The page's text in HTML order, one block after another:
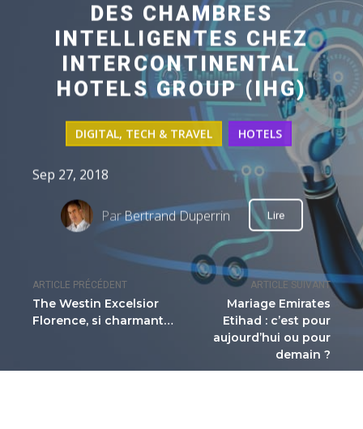
ARTICLE PRÉCÉDENT
The Westin Excelsior
Florence, si charmant…
ARTICLE SUIVANT
Mariage Emirates
Etihad : c’est pour
aujourd’hui ou pour
demain ?
DES CHAMBRES
INTELLIGENTES CHEZ
INTERCONTINENTAL
HOTELS GROUP (IHG)
DIGITAL, TECH & TRAVEL HOTELS
Sep 27, 2018
ParBertrand Duperrin Lire